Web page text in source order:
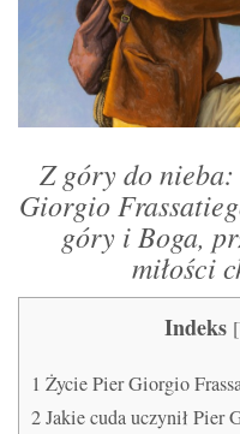
Z góry do
Giorgio
góry i Boga,
miłości
Indeks [
1 Życie Pier Giorgio
2Jakie cuda uczynił Pier